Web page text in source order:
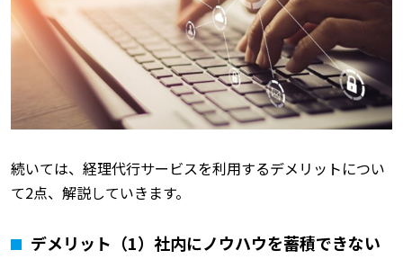
続いては、経理代行サービスを利用するデメリットについ
て2点、解説していきます。
デメリット（1）社内にノウハウを蓄積できない